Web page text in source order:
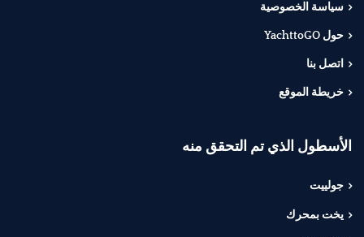
سياسة الخصوصية
حول YachttoGO
اتصل بنا
خريطة الموقع
الأسطول الذي تم التحقق منه
جولييت
يخت بمحرك